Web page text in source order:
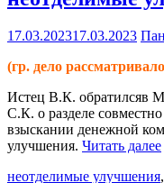
17.03.202317.03.2023
(гр. дело
Истец В.К. обратилсяв
С.К. о разделе
взыскании денежной
улучшения. Читать далее
неотделимые улучшения,